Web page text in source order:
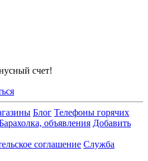
счет!
Блог Телефоны горячих
объявления Добавить
соглашение Служба